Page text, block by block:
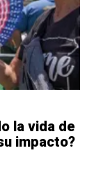
la vida de
impacto?